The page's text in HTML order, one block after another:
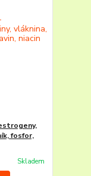
fosfor,
Skladem